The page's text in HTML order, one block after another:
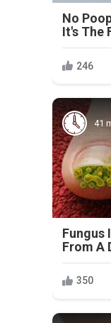
No
It's The
246
41
Fungus
From A
350